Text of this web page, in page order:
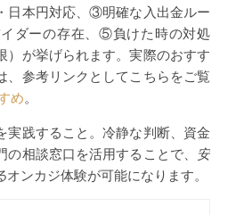
日本円対応、③明確な入出金ルー
ダーの存在、⑤負けた時の対処
）が挙げられます。実際のおすす
、参考リンクとしてこちらをご覧
め。
実践すること。冷静な判断、資金
相談窓口を活用することで、 安
オンカジ体験が可能になります。